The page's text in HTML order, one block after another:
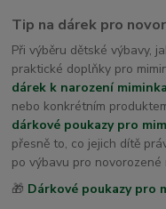
Tip na dárek pro
Při výběru dětské výbavy,
praktické doplňky pro
dárek k narození miminka
nebo konkrétním
dárkové poukazy pro
přesně to, co jejich dítě
po výbavu pro novorozené
🎁 Dárkové poukazy pro